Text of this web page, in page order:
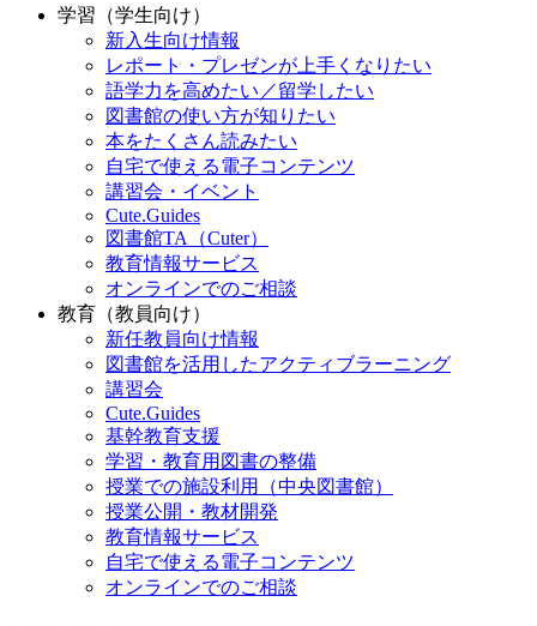
学習（学生向け）
新入生向け情報
レポート・プレゼンが上手くなりたい
語学力を高めたい／留学したい
図書館の使い方が知りたい
本をたくさん読みたい
自宅で使える電子コンテンツ
講習会・イベント
Cute.Guides
図書館TA（Cuter）
教育情報サービス
オンラインでのご相談
教育（教員向け）
新任教員向け情報
図書館を活用したアクティブラーニング
講習会
Cute.Guides
基幹教育支援
学習・教育用図書の整備
授業での施設利用（中央図書館）
授業公開・教材開発
教育情報サービス
自宅で使える電子コンテンツ
オンラインでのご相談